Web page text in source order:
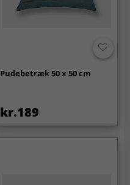
Pudebetræk 50 x 50 cm
kr.189